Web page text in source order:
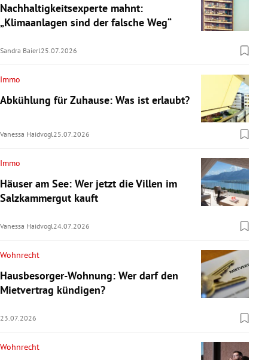
Nachhaltigkeitsexperte mahnt:
„Klimaanlagen sind der falsche Weg“
Sandra Baierl25.07.2026
Immo
Abkühlung für Zuhause: Was ist erlaubt?
Vanessa Haidvogl25.07.2026
Immo
Häuser am See: Wer jetzt die Villen im
Salzkammergut kauft
Vanessa Haidvogl24.07.2026
Wohnrecht
Hausbesorger-Wohnung: Wer darf den
Mietvertrag kündigen?
23.07.2026
Wohnrecht